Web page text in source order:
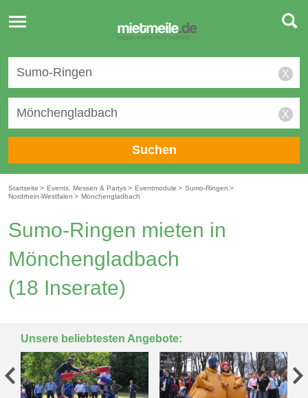
Toggle
navigation
X
X
Suchen
Startseite > Events, Messen & Partys> Eventmodule > Sumo-Ringen >
Nordrhein-Westfalen > Mönchengladbach
Sumo-Ringen mieten in
Mönchengladbach
(18 Inserate)
Unsere beliebtesten Angebote: